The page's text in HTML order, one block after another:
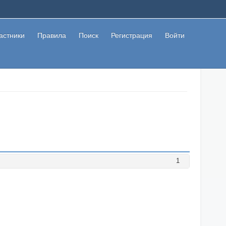
Правила Поиск Регистрация Войти
1